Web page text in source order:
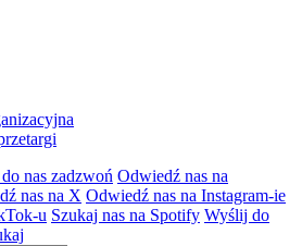
nas zadzwoń Odwiedź nas na
nas na X Odwiedź nas na Instagram-ie
u Szukaj nas na Spotify Wyślij do